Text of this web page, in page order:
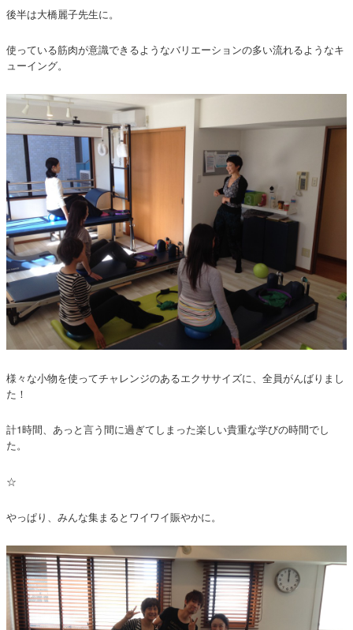
後半は大橋麗子先生に。
使っている筋肉が意識できるようなバリエーションの多い流れるようなキ
ューイング。
様々な小物を使ってチャレンジのあるエクササイズに、全員がんばりまし
た！
計1時間、あっと言う間に過ぎてしまった楽しい貴重な学びの時間でし
た。
☆
やっぱり、みんな集まるとワイワイ賑やかに。